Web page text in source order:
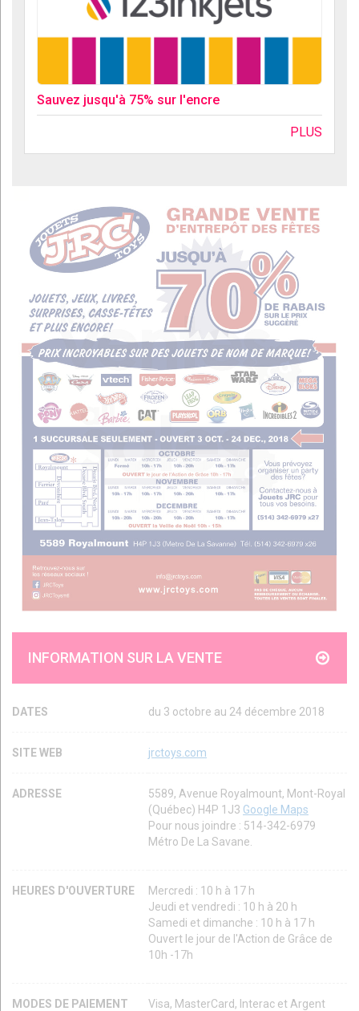
Sauvez jusqu'à 75% sur l'encre
PLUS
INFORMATION SUR LA VENTE
DATES du 3 octobre au 24 décembre 2018
SITE WEB jrctoys.com
ADRESSE
5589, Avenue Royalmount, Mont-Royal
(Québec) H4P 1J3 Google Maps
Pour nous joindre : 514-342-6979
Métro De La Savane.
HEURES D'OUVERTURE
Mercredi : 10 h à 17 h
Jeudi et vendredi : 10 h à 20 h
Samedi et dimanche : 10 h à 17 h
Ouvert le jour de l'Action de Grâce de
10h -17h
MODES DE PAIEMENT
Visa, MasterCard, Interac et Argent